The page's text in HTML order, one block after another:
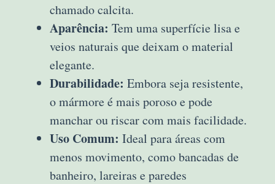
chamado calcita.
Aparência: Tem uma superfície lisa e
veios naturais que deixam o material
elegante.
Durabilidade: Embora seja resistente,
o mármore é mais poroso e pode
manchar ou riscar com mais facilidade.
Uso Comum: Ideal para áreas com
menos movimento, como bancadas de
banheiro, lareiras e paredes